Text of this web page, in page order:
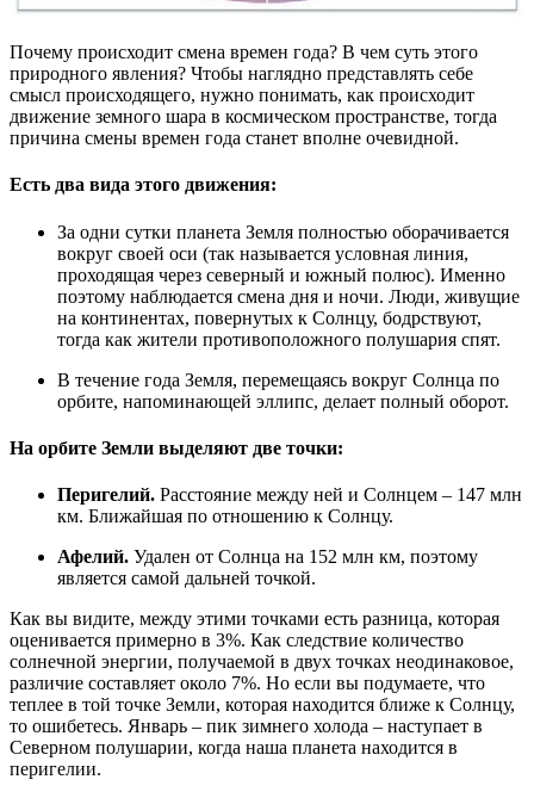
Почему происходит смена времен года? В чем суть этого
природного явления? Чтобы наглядно представлять себе
смысл происходящего, нужно понимать, как происходит
движение земного шара в космическом пространстве, тогда
причина смены времен года станет вполне очевидной.
Есть два вида этого движения:
За одни сутки планета Земля полностью оборачивается
вокруг своей оси (так называется условная линия,
проходящая через северный и южный полюс). Именно
поэтому наблюдается смена дня и ночи. Люди, живущие
на континентах, повернутых к Солнцу, бодрствуют,
тогда как жители противоположного полушария спят.
В течение года Земля, перемещаясь вокруг Солнца по
орбите, напоминающей эллипс, делает полный оборот.
На орбите Земли выделяют две точки:
Перигелий. Расстояние между ней и Солнцем – 147 млн
км. Ближайшая по отношению к Солнцу.
Афелий. Удален от Солнца на 152 млн км, поэтому
является самой дальней точкой.
Как вы видите, между этими точками есть разница, которая
оценивается примерно в 3%. Как следствие количество
солнечной энергии, получаемой в двух точках неодинаковое,
различие составляет около 7%. Но если вы подумаете, что
теплее в той точке Земли, которая находится ближе к Солнцу,
то ошибетесь. Январь – пик зимнего холода – наступает в
Северном полушарии, когда наша планета находится в
перигелии.